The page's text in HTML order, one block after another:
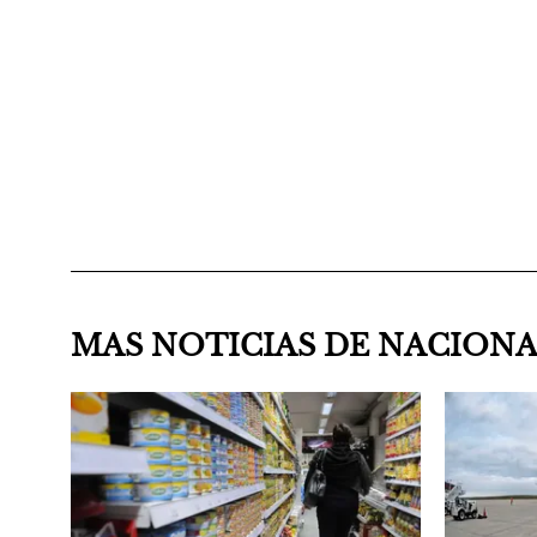
MAS NOTICIAS DE